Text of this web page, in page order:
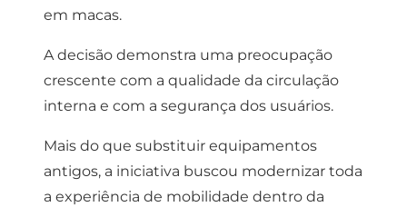
em macas.
A decisão demonstra uma preocupação
crescente com a qualidade da circulação
interna e com a segurança dos usuários.
Mais do que substituir equipamentos
antigos, a iniciativa buscou modernizar toda
a experiência de mobilidade dentro da